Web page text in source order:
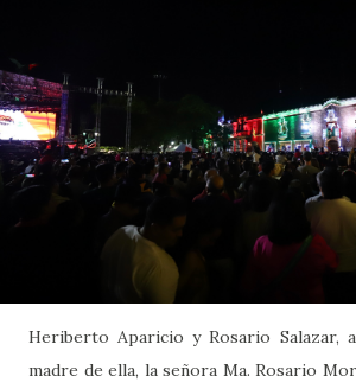
Heriberto Aparicio y Rosario Salazar,
madre de ella, la señora Ma. Rosario